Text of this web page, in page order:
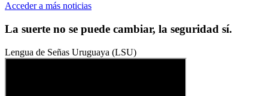
Acceder a más noticias
La suerte no se puede cambiar, la seguridad sí.
Lengua de Señas Uruguaya (LSU)